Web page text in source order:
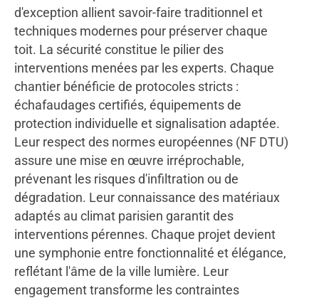
d'exception allient savoir-faire traditionnel et
techniques modernes pour préserver chaque
toit. La sécurité constitue le pilier des
interventions menées par les experts. Chaque
chantier bénéficie de protocoles stricts :
échafaudages certifiés, équipements de
protection individuelle et signalisation adaptée.
Leur respect des normes européennes (NF DTU)
assure une mise en œuvre irréprochable,
prévenant les risques d'infiltration ou de
dégradation. Leur connaissance des matériaux
adaptés au climat parisien garantit des
interventions pérennes. Chaque projet devient
une symphonie entre fonctionnalité et élégance,
reflétant l'âme de la ville lumière. Leur
engagement transforme les contraintes